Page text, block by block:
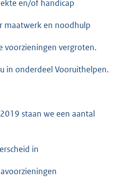
en/of handicap
maatwerk en noodhulp
voorzieningen vergroten.
in onderdeel Vooruithelpen.
staan we een aantal
in